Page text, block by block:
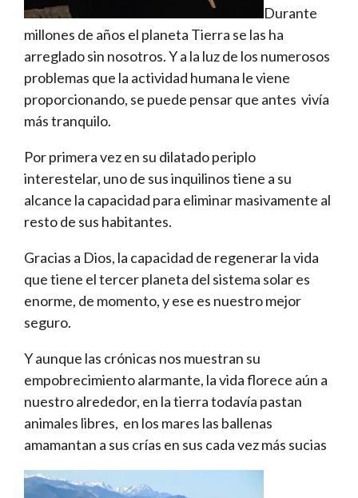
Durante
millones de años el planeta Tierra se las ha
arreglado sin nosotros. Y a la luz de los numerosos
problemas que la actividad humana le viene
proporcionando, se puede pensar que antes vivía
más tranquilo.
Por primera vez en su dilatado periplo
interestelar, uno de sus inquilinos tiene a su
alcance la capacidad para eliminar masivamente al
resto de sus habitantes.
Gracias a Dios, la capacidad de regenerar la vida
que tiene el tercer planeta del sistema solar es
enorme, de momento, y ese es nuestro mejor
seguro.
Y aunque las crónicas nos muestran su
empobrecimiento alarmante, la vida florece aún a
nuestro alrededor, en la tierra todavía pastan
animales libres, en los mares las ballenas
amamantan a sus crías en sus cada vez más sucias